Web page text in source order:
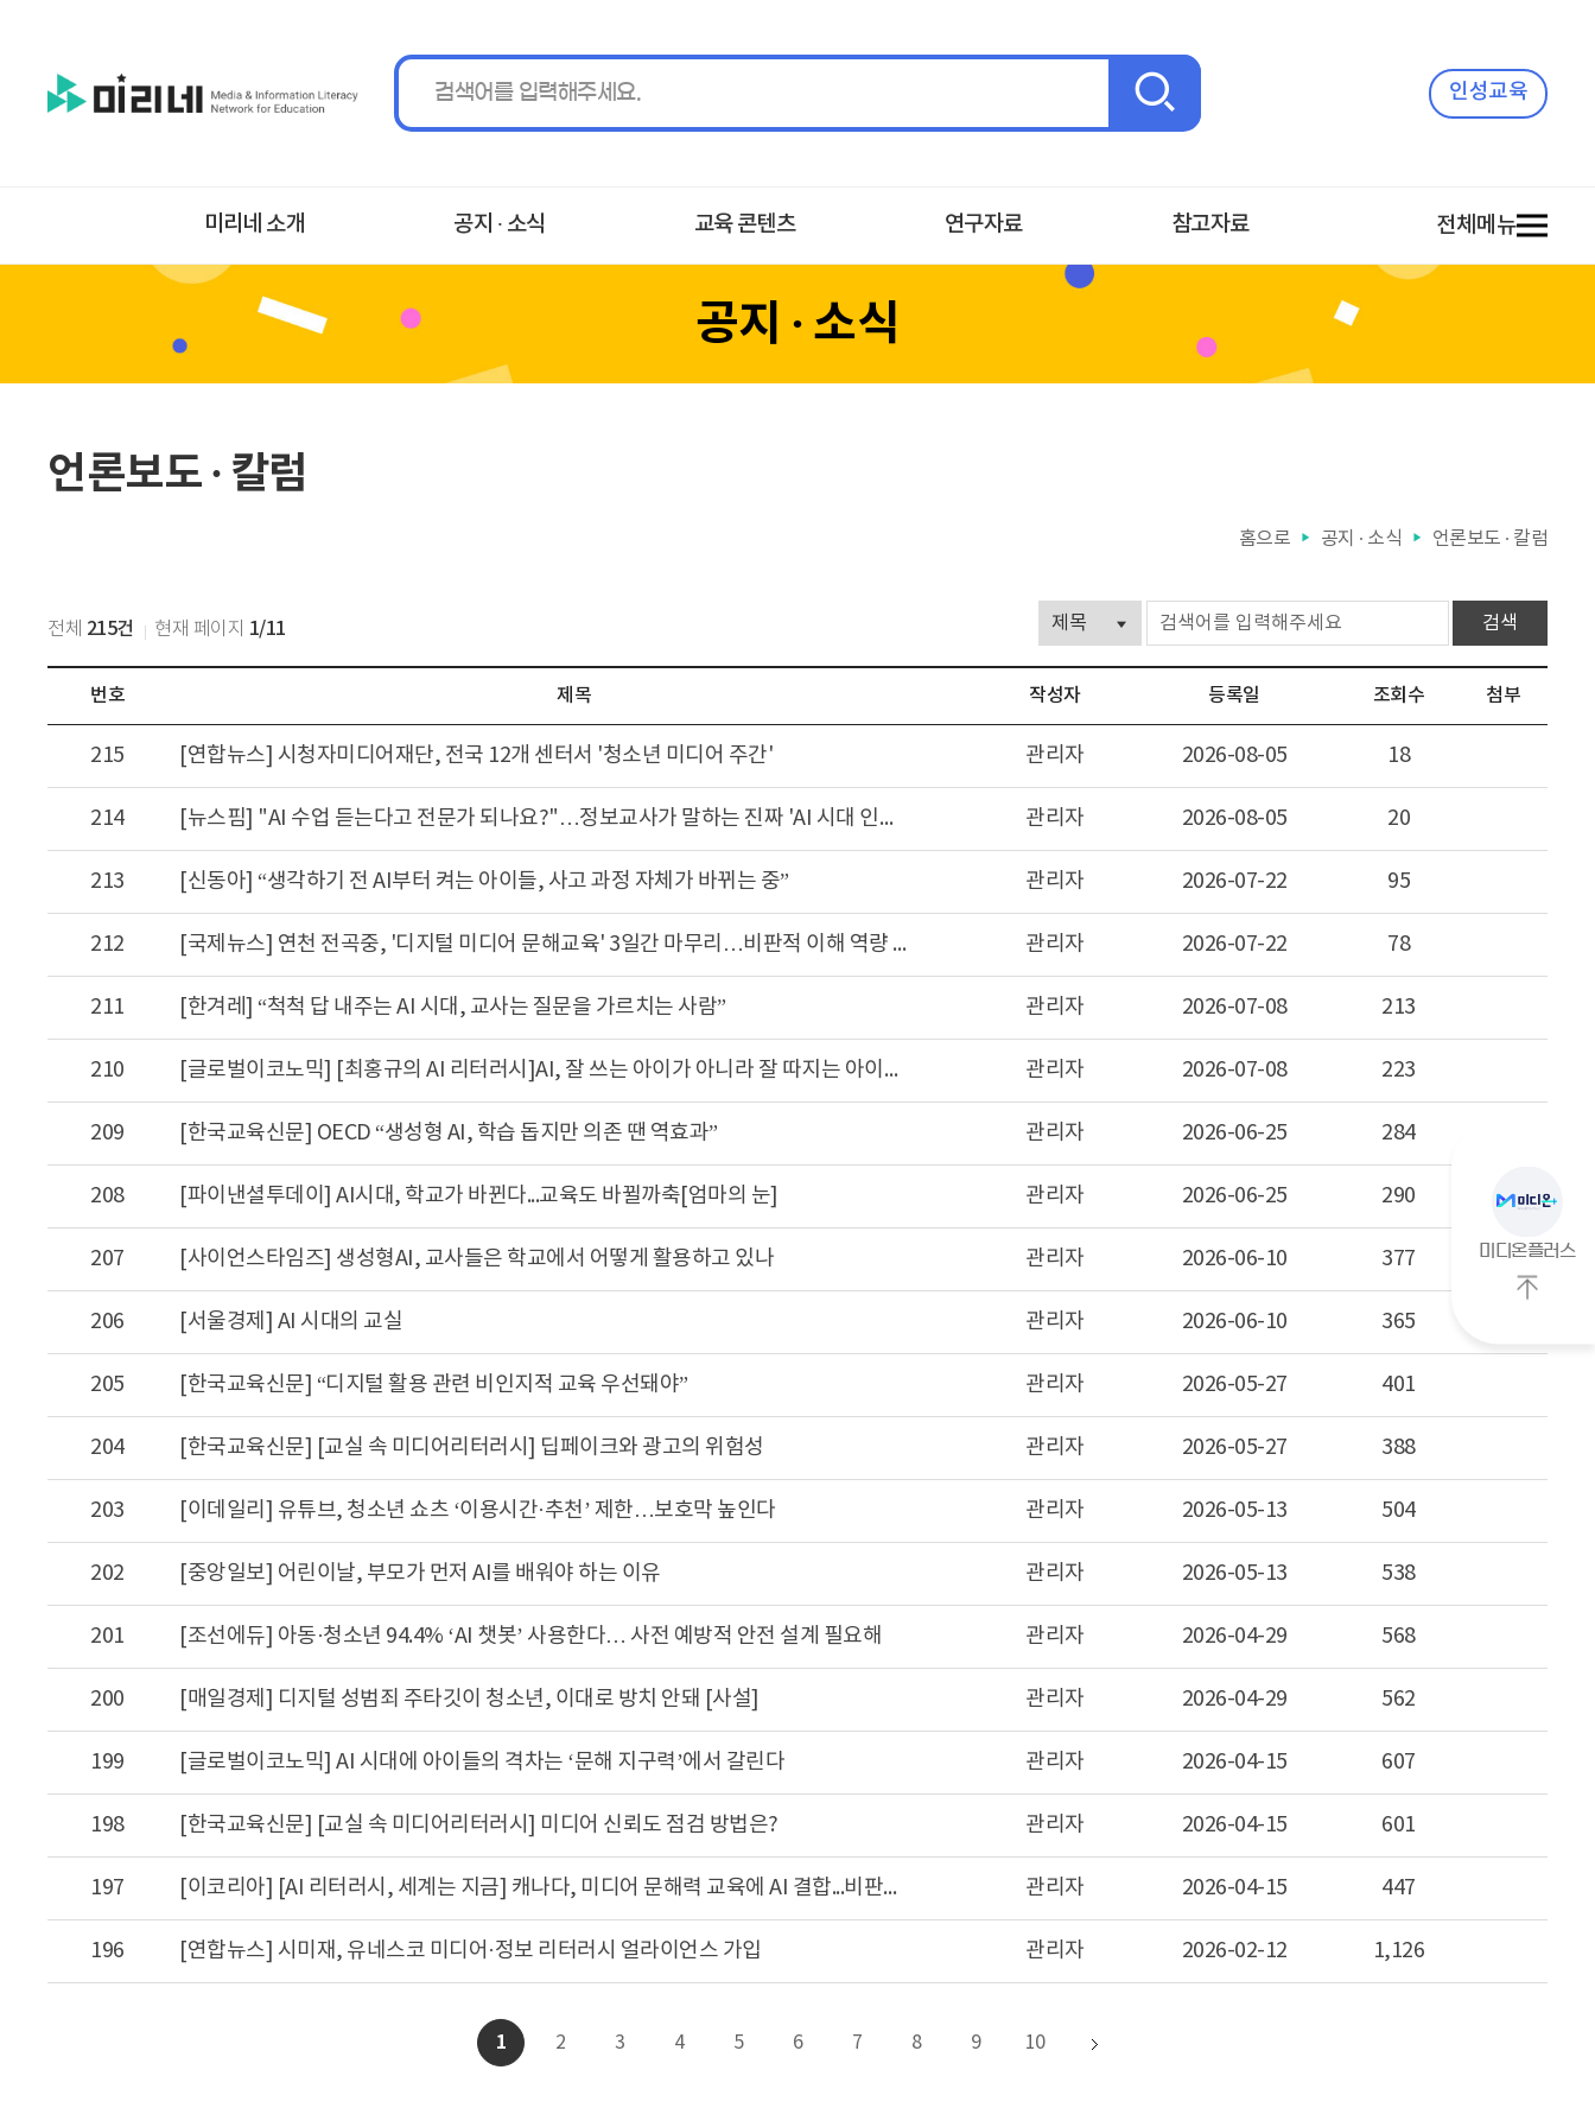
인성교육
미리네 소개 공지 ∙ 소식 교육 콘텐츠 연구자료 참고자료 전체메뉴
공지 ∙ 소식
언론보도 ∙ 칼럼
홈으로 ▶ 공지 ∙ 소식 ▶ 언론보도 ∙ 칼럼
전체 215건 현재 페이지 1/11
보
∙
럼
성
등
따
게
번호 제목 작성자 등록일 조회수 첨부
215 [연합뉴스] 시청자미디어재단, 전국 12개 센터서 '청소년 미디어 주간' 관리자 2026-08-05 18
214 [뉴스핌] "AI 수업 듣는다고 전문가 되나요?"…정보교사가 말하는 진짜 'AI 시대 인재'는 관리자 2026-08-05 20
213 [신동아] “생각하기 전 AI부터 켜는 아이들, 사고 과정 자체가 바뀌는 중” 관리자 2026-07-22 95
212 [국제뉴스] 연천 전곡중, '디지털 미디어 문해교육' 3일간 마무리…비판적 이해 역량 키웠다 관리자 2026-07-22 78
211 [한겨레] “척척 답 내주는 AI 시대, 교사는 질문을 가르치는 사람” 관리자 2026-07-08 213
210 [글로벌이코노믹] [최홍규의 AI 리터러시]AI, 잘 쓰는 아이가 아니라 잘 따지는 아이가 살아남는다 관리자 2026-07-08 223
209 [한국교육신문] OECD “생성형 AI, 학습 돕지만 의존 땐 역효과” 관리자 2026-06-25 284
208 [파이낸셜투데이] AI시대, 학교가 바뀐다...교육도 바뀔까축[엄마의 눈] 관리자 2026-06-25 290
207 [사이언스타임즈] 생성형AI, 교사들은 학교에서 어떻게 활용하고 있나 관리자 2026-06-10 377
206 [서울경제] AI 시대의 교실 관리자 2026-06-10 365
205 [한국교육신문] “디지털 활용 관련 비인지적 교육 우선돼야” 관리자 2026-05-27 401
204 [한국교육신문] [교실 속 미디어리터러시] 딥페이크와 광고의 위험성 관리자 2026-05-27 388
203 [이데일리] 유튜브, 청소년 쇼츠 ‘이용시간·추천’ 제한…보호막 높인다 관리자 2026-05-13 504
202 [중앙일보] 어린이날, 부모가 먼저 AI를 배워야 하는 이유 관리자 2026-05-13 538
201 [조선에듀] 아동·청소년 94.4% ‘AI 챗봇’ 사용한다… 사전 예방적 안전 설계 필요해 관리자 2026-04-29 568
200 [매일경제] 디지털 성범죄 주타깃이 청소년, 이대로 방치 안돼 [사설] 관리자 2026-04-29 562
199 [글로벌이코노믹] AI 시대에 아이들의 격차는 ‘문해 지구력’에서 갈린다 관리자 2026-04-15 607
198 [한국교육신문] [교실 속 미디어리터러시] 미디어 신뢰도 점검 방법은? 관리자 2026-04-15 601
197 [이코리아] [AI 리터러시, 세계는 지금] 캐나다, 미디어 문해력 교육에 AI 결합...비판적 사고 길러 관리자 2026-04-15 447
196 [연합뉴스] 시미재, 유네스코 미디어·정보 리터러시 얼라이언스 가입 관리자 2026-02-12 1,126
1 2 3 4 5 6 7 8 9 10
미디온플러스
단